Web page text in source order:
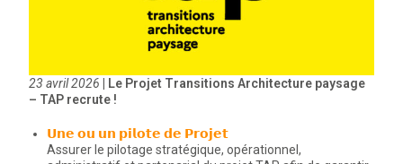
23 avril 2026 | Le Projet Transitions Architecture paysage
– TAP recrute !
𝗨𝗻𝗲 𝗼𝘂 𝘂𝗻 𝗽𝗶𝗹𝗼𝘁𝗲 𝗱𝗲 𝗣𝗿𝗼𝗷𝗲𝘁
Assurer le pilotage stratégique, opérationnel,